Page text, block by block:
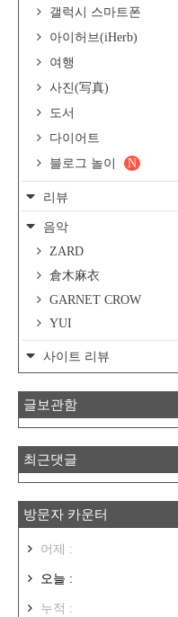
갤럭시 스마트폰
아이허브(iHerb)
여행
사진(写真)
도서
다이어트
블로그 놀이
N
리뷰
음악
ZARD
倉木麻衣
GARNET CROW
YUI
사이트 리뷰
글보관함
최근댓글
방문자 카운터
어제 :
오늘 :
누적 :